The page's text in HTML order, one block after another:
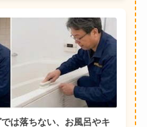
は落ちない、お風呂やキ